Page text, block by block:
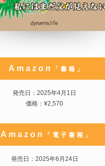
Amazon 「書籍」
発売日：2025年4月1日
価格：¥2,570
Amazon 「電子書籍」
発売日：2025年6月24日